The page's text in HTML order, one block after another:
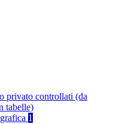
privato controllati (da
tabelle)
1